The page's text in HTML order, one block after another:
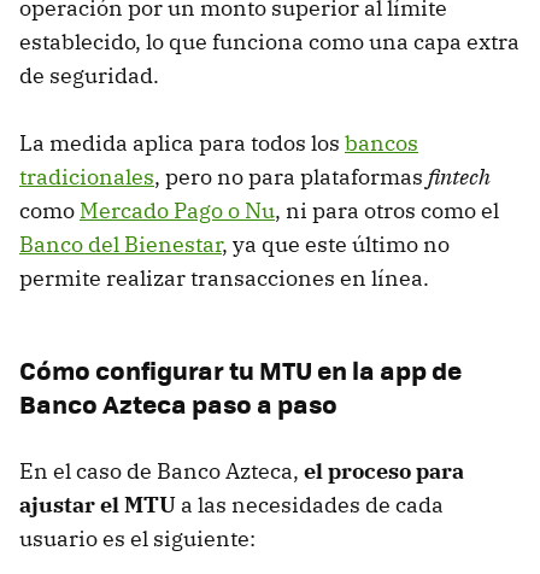
operación por un monto superior al límite
establecido, lo que funciona como una capa extra
de seguridad.
La medida aplica para todos los bancos
tradicionales, pero no para plataformas fintech
como Mercado Pago o Nu, ni para otros como el
Banco del Bienestar, ya que este último no
permite realizar transacciones en línea.
Cómo configurar tu MTU en la app de
Banco Azteca paso a paso
En el caso de Banco Azteca, el proceso para
ajustar el MTU a las necesidades de cada
usuario es el siguiente: